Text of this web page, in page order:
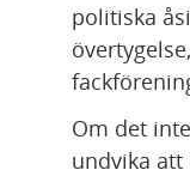
politiska
Om det
undvika att